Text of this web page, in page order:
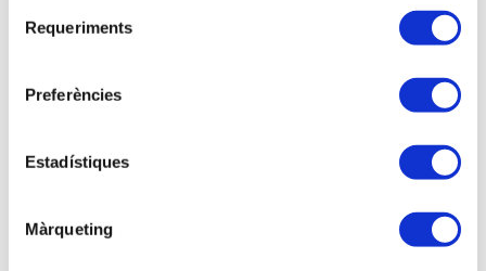
Requeriments
Preferències
Estadístiques
Màrqueting
Règim fiscal d’empreses de reduïda dimensió.
Reserva de Capitalització i d’anivellament.
Al tractar-se d’una jornada dedicada a l’impost
s/Societats, reflectirem així mateix aquelles
primer exercici fiscal d’acord a la nova Llei 27/2014: